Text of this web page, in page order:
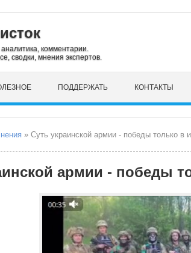
комментарии.
сводки, мнения экспертов.
ПОДДЕРЖАТЬ КОНТАКТЫ
» Суть украинской армии - победы только в
армии - победы